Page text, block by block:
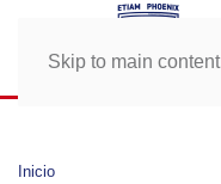
Skip to main content
Inicio